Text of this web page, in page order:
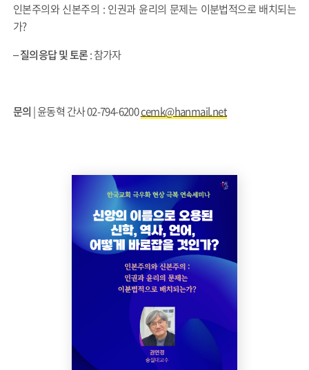
인본주의와 신본주의 : 인권과 윤리의 문제는 이분법적으로 배치되는
가?
–질의응답 및토론: 참가자
문의 | 윤동혁 간사 02-794-6200cemk@hanmail.net